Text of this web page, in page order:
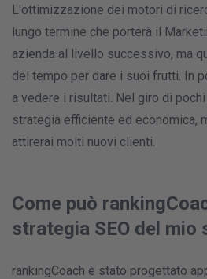
L'ottimizzazione dei motori di
lungo termine che porterà il
azienda al livello successivo, ma
del tempo per dare i suoi frutti. In
a vedere i risultati. Nel giro di
strategia efficiente ed economica,
attirerai molti nuovi clienti.
Come può
strategia SEO del mio
rankingCoach è stato progettato